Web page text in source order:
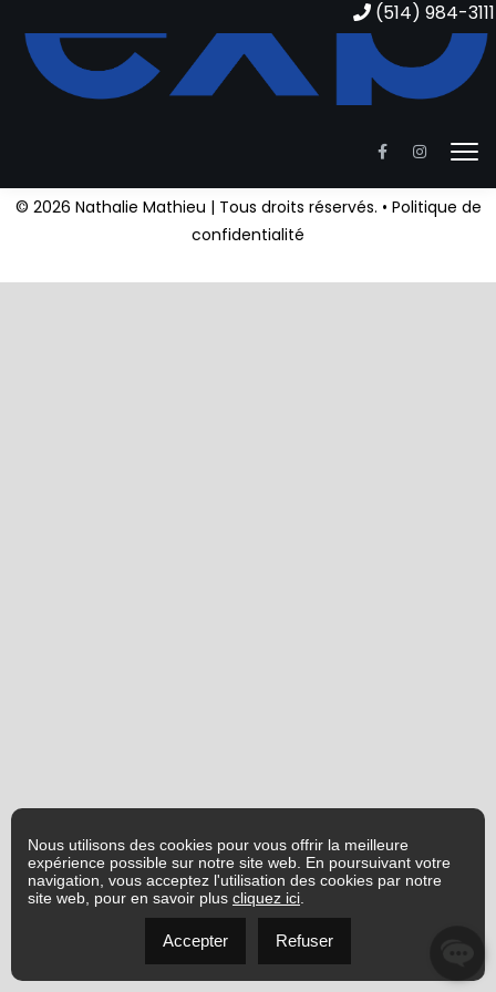
(514) 984-3111
EXP AGENCE IMMOBILIÈRE
© 2026 Nathalie Mathieu | Tous droits réservés. • Politique de
confidentialité
Nous utilisons des cookies pour vous offrir la meilleure
expérience possible sur notre site web. En poursuivant votre
navigation, vous acceptez l'utilisation des cookies par notre
site web, pour en savoir plus cliquez ici
Accepter Refuser